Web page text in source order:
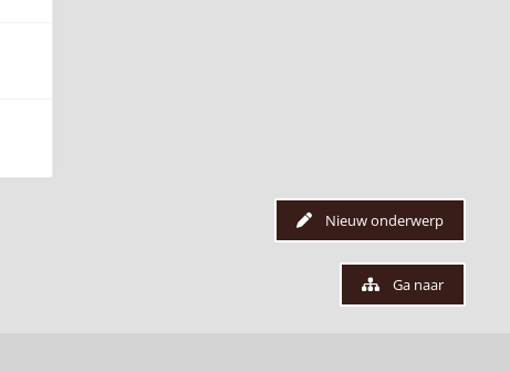
Nieuw onderwerp
Ga naar